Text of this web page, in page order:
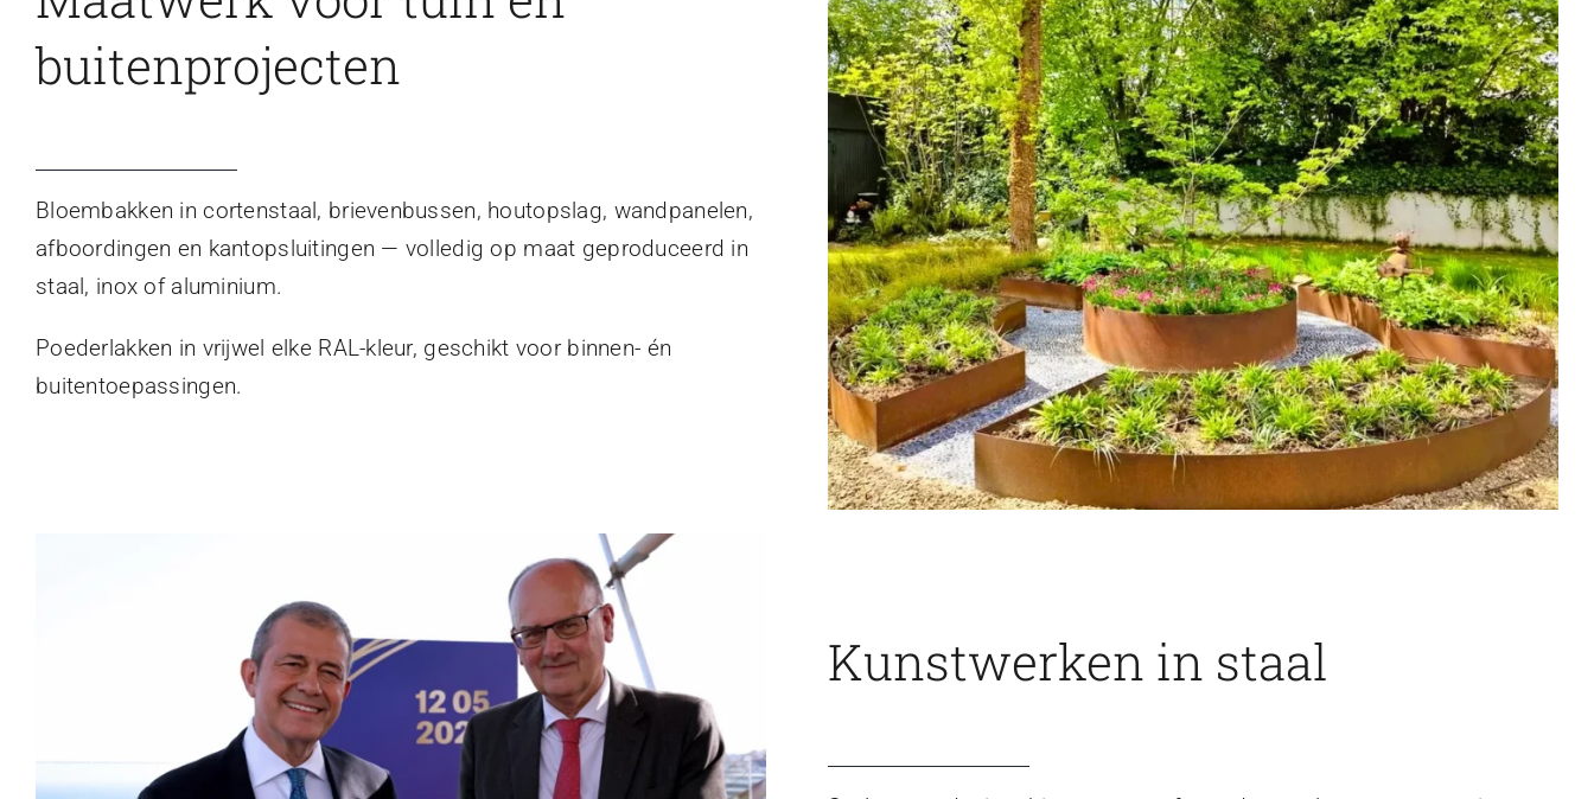
buitenprojecten
Bloembakken in cortenstaal, brievenbussen, houtopslag, wandpanelen,
afboordingen en kantopsluitingen — volledig op maat geproduceerd in
staal, inox of aluminium.
Poederlakken in vrijwel elke RAL-kleur, geschikt voor binnen- én
buitentoepassingen.
Kunstwerken in staal